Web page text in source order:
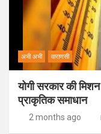
अभी अभी वाराणसी
योगी सरकार की
प्राकृतिक समाधान
2 months ago